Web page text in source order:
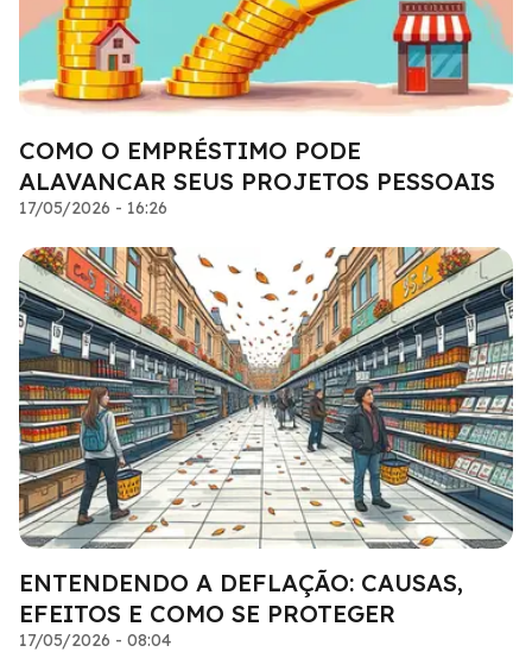
COMO O EMPRÉSTIMO PODE
ALAVANCAR SEUS PROJETOS PESSOAIS
17/05/2026 - 16:26
ENTENDENDO A DEFLAÇÃO: CAUSAS,
EFEITOS E COMO SE PROTEGER
17/05/2026 - 08:04